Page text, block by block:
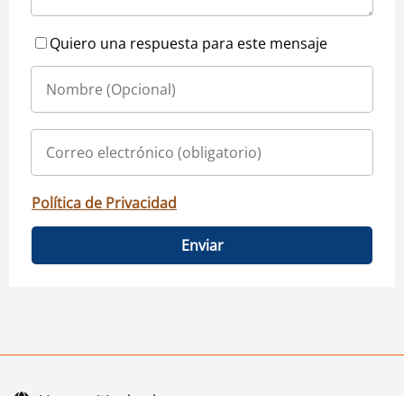
Quiero una respuesta para este mensaje
Política de Privacidad
Enviar